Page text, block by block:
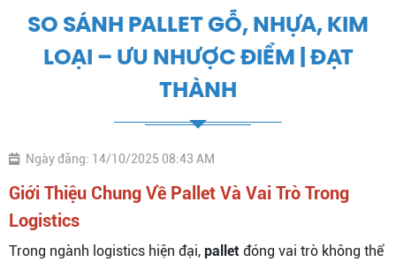
SO SÁNH PALLET GỖ, NHỰA, KIM
LOẠI – ƯU NHƯỢC ĐIỂM | ĐẠT
THÀNH
Ngày đăng: 14/10/2025 08:43 AM
Giới Thiệu Chung Về Pallet Và Vai Trò Trong
Logistics
Trong ngành logistics hiện đại, pallet đóng vai trò không thể